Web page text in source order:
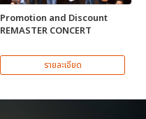
Promotion and Discount
REMASTER CONCERT
รายละเอียด